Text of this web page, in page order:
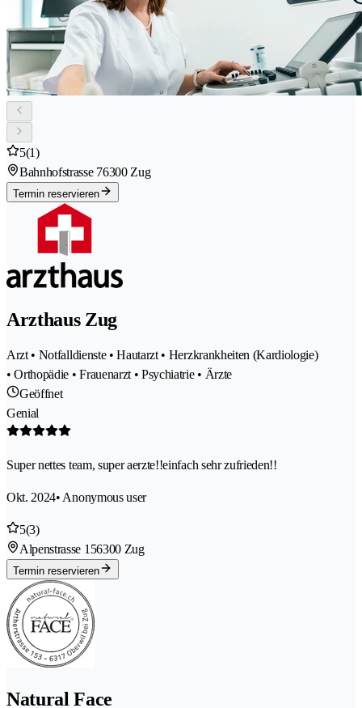
5(1)
Bahnhofstrasse 76300 Zug
Termin reservieren
Arzthaus Zug
Arzt • Notfalldienste • Hautarzt • Herzkrankheiten (Kardiologie)
• Orthopädie • Frauenarzt • Psychiatrie • Ärzte
Geöffnet
Genial
Super nettes team, super aerzte!!einfach sehr zufrieden!!
Okt. 2024• Anonymous user
5(3)
Alpenstrasse 156300 Zug
Termin reservieren
Natural Face